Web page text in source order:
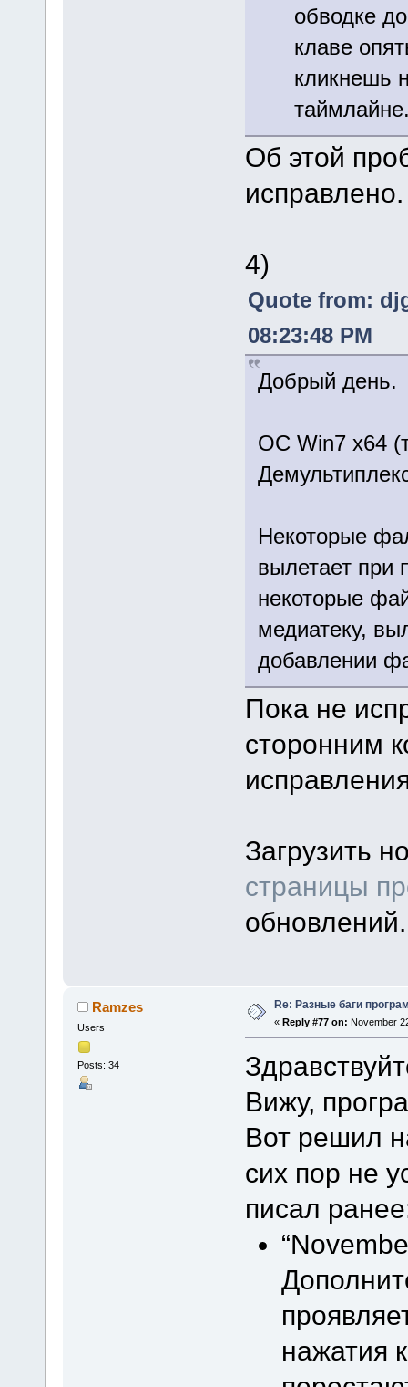
обводке
клаве
кликнешь
Об этой
исправлено.
4)
Quote from:
08:23:48 PM
Добрый день.
ОС Win7 x64
Некоторые
вылетает при
некоторые
медиатеку,
добавлении
Пока не
сторонним
Загрузить
страницы
обновлений.
Ramzes
Users
Posts: 34
Re: Разные баги
« Reply #77 on: November
Вижу,
Вот решил
сих пор не
писал
нажатия